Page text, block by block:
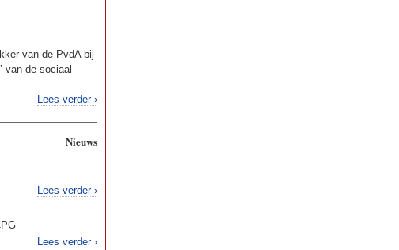
van de PvdA bij
van de sociaal-
Lees verder ›
Nieuws
Lees verder ›
Lees verder ›